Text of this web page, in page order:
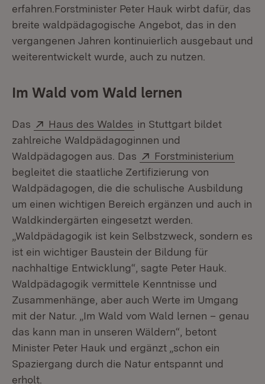
erfahren.Forstminister Peter Hauk wirbt dafür, das
breite waldpädagogische Angebot, das in den
vergangenen Jahren kontinuierlich ausgebaut und
weiterentwickelt wurde, auch zu nutzen.
Im Wald vom Wald lernen
Das Extern:
Haus des Waldes (Öffnet in neuem Fenster)
in Stuttgart bildet
zahlreiche Waldpädagoginnen und
Waldpädagogen aus. Das
Extern:
Forstministerium
begleitet die staatliche Zertifizierung von
Waldpädagogen, die die schulische Ausbildung
um einen wichtigen Bereich ergänzen und auch in
Waldkindergärten eingesetzt werden.
„Waldpädagogik ist kein Selbstzweck, sondern es
ist ein wichtiger Baustein der Bildung für
nachhaltige Entwicklung“, sagte Peter Hauk.
Waldpädagogik vermittele Kenntnisse und
Zusammenhänge, aber auch Werte im Umgang
mit der Natur. „Im Wald vom Wald lernen – genau
das kann man in unseren Wäldern“, betont
Minister Peter Hauk und ergänzt „schon ein
Spaziergang durch die Natur entspannt und
erholt.